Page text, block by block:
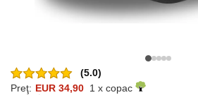
(5.0)
Preţ: EUR 34,90 1 x copac